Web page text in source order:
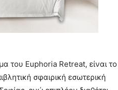
του Euphoria Retreat, είναι το
σφαιρική εσωτερική